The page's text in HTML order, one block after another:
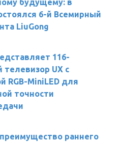
будущему: в
6-й Всемирный
LiuGong
116-
UX с
RGB-MiniLED для
точности
раннего